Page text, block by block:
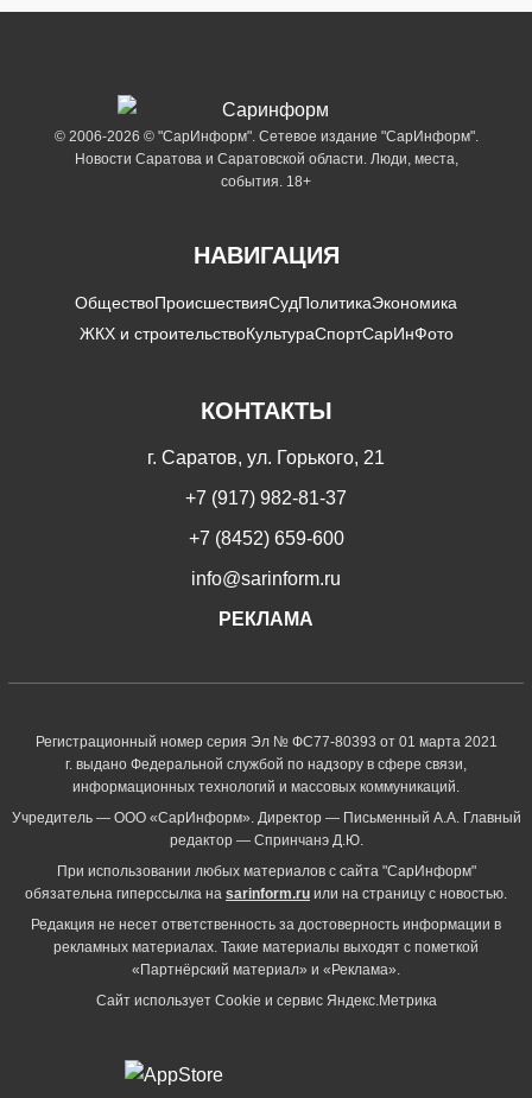
© 2006-2026 © "СарИнформ". Сетевое издание "СарИнформ".
Новости Саратова и Саратовской области. Люди, места,
события. 18+
НАВИГАЦИЯ
ОбществоПроисшествияСудПолитикаЭкономика
ЖКХ и строительствоКультураСпортСарИнФото
КОНТАКТЫ
г. Саратов, ул. Горького, 21
+7 (917) 982-81-37
+7 (8452) 659-600
info@sarinform.ru
РЕКЛАМА
Регистрационный номер серия Эл № ФС77-80393 от 01 марта 2021
г. выдано Федеральной службой по надзору в сфере связи,
информационных технологий и массовых коммуникаций.
Учредитель — ООО «СарИнформ». Директор — Письменный А.А. Главный
редактор — Спринчанэ Д.Ю.
При использовании любых материалов с сайта "СарИнформ"
обязательна гиперссылка на sarinform.ru или на страницу с новостью.
Редакция не несет ответственность за достоверность информации в
рекламных материалах. Такие материалы выходят с пометкой
«Партнёрский материал» и «Реклама».
Сайт использует Cookie и сервиc Яндекс.Метрика